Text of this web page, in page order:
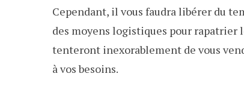
Cependant, il vous faudra libérer du
des moyens logistiques pour rapatrier
tenteront inexorablement de vous
à vos besoins.